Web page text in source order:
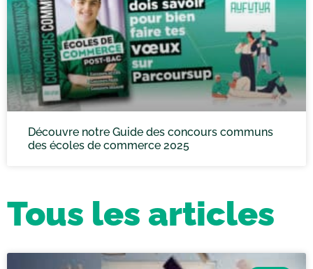
Découvre notre Guide des concours communs
des écoles de commerce 2025
Tous les articles